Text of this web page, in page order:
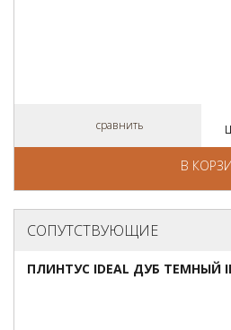
сравнить
В
СОПУТСТВУЮЩИЕ
ПЛИНТУС IDEAL ДУБ ТЕМНЫЙ